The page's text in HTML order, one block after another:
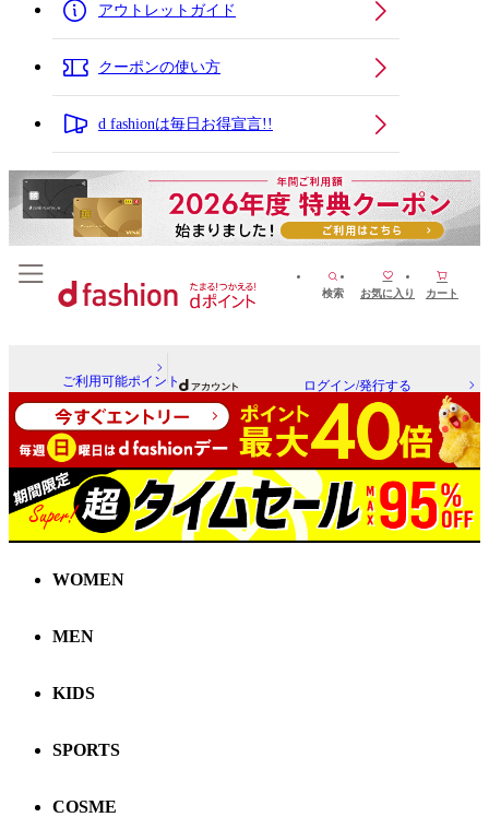
アウトレットガイド
クーポンの使い方
d fashionは毎日お得宣言!!
検索 お気に入り カート
ご利用可能ポイント ログイン/発行する
WOMEN
MEN
KIDS
SPORTS
COSME